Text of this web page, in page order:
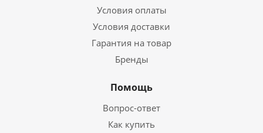
Условия оплаты
Условия доставки
Гарантия на товар
Бренды
Помощь
Вопрос-ответ
Как купить